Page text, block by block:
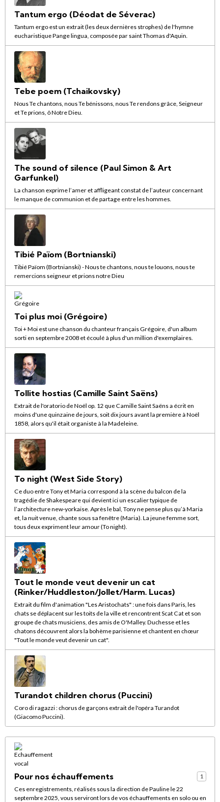
Tantum ergo (Déodat de Séverac)
Tantum ergo est un extrait (les deux dernières strophes) de l'hymne
eucharistique Pange lingua, composée par saint Thomas d'Aquin.
Tebe poem (Tchaikovsky)
Nous Te chantons, nous Te bénissons, nous Te rendons grâce, Seigneur
et Te prions, ô Notre Dieu.
The sound of silence (Paul Simon & Art
Garfunkel)
La chanson exprime l’amer et affligeant constat de l’auteur concernant
le manque de communion et de partage entre les hommes.
Tibié Païom (Bortnianski)
Tibié Païom (Bortnianski) - Nous te chantons, nous te louons, nous te
remercions seigneur et prions notre Dieu
Toi plus moi (Grégoire)
Toi + Moi est une chanson du chanteur français Grégoire, d'un album
sorti en septembre 2008 et écoulé à plus d'un million d'exemplaires.
Tollite hostias (Camille Saint Saëns)
Extrait de l'oratorio de Noël op. 12 que Camille Saint Saëns a écrit en
moins d'une quinzaine de jours, soit dix jours avant la première à Noël
1858, alors qu'il était organiste à la Madeleine.
To night (West Side Story)
Ce duo entre Tony et Maria correspond à la scène du balcon de la
tragédie de Shakespeare qui devient ici un escalier typique de
l’architecture new-yorkaise. Après le bal, Tony ne pense plus qu’à Maria
et, la nuit venue, chante sous sa fenêtre (Maria). La jeune femme sort,
tous deux expriment leur amour (To night).
Tout le monde veut devenir un cat
(Rinker/Huddleston/Jollet/Harm. Lucas)
Extrait du film d'animation "Les Aristochats" : une fois dans Paris, les
chats se déplacent sur les toits de la ville et rencontrent Scat Cat et son
groupe de chats musiciens, des amis de O'Malley. Duchesse et les
chatons découvrent alors la bohème parisienne et chantent en chœur
"Tout le monde veut devenir un cat".
Turandot children chorus (Puccini)
Coro di ragazzi : chorus de garçons extrait de l'opéra Turandot
(Giacomo Puccini).
Pour nos échauffements
1
Ces enregistrements, réalisés sous la direction de Pauline le 22
septembre 2025, vous serviront lors de vos échauffements en solo ou en